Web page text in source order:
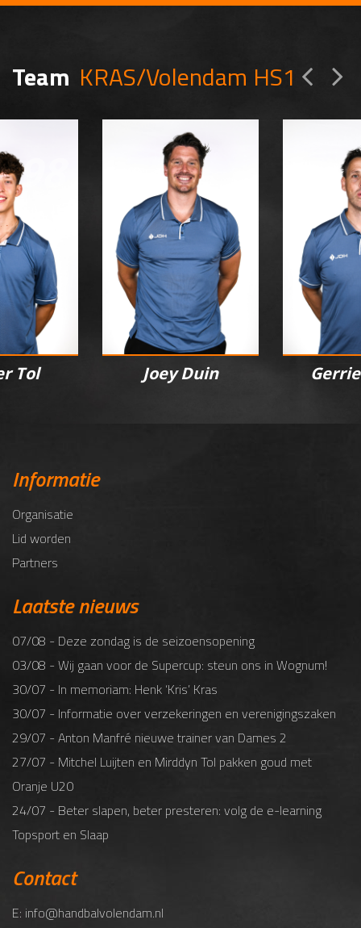
Team KRAS/Volendam HS1
98
Tol Joey Duin
Informatie
Organisatie
Lid worden
Partners
Laatste nieuws
07/08 - Deze zondag is de seizoensopening
03/08 - Wij gaan voor de Supercup: steun ons in Wognum!
30/07 - In memoriam: Henk ‘Kris’ Kras
30/07 - Informatie over verzekeringen en verenigingszaken
29/07 - Anton Manfré nieuwe trainer van Dames 2
27/07 - Mitchel Luijten en Mirddyn Tol pakken goud met
Oranje U20
24/07 - Beter slapen, beter presteren: volg de e-learning
Topsport en Slaap
Contact
E: info@handbalvolendam.nl